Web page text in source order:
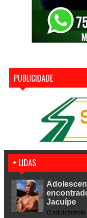
PUBLICIDADE
+ LIDAS
Jacuípe
O